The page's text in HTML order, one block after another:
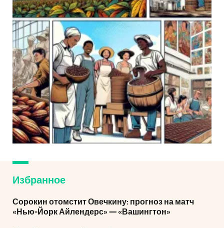
Избранное
Сорокин отомстит Овечкину: прогноз на матч
«Нью-Йорк Айлендерс» — «Вашингтон»